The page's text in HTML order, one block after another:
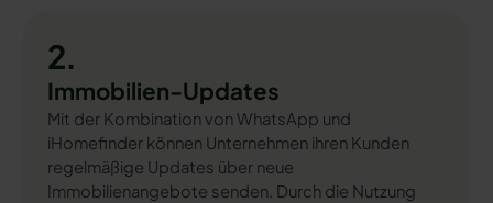
2.
Immobilien-Updates
Mit der Kombination von WhatsApp und
iHomefinder können Unternehmen ihren Kunden
regelmäßige Updates über neue
Immobilienangebote senden. Durch die Nutzung